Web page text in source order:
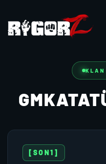
KLAN
[SON1]